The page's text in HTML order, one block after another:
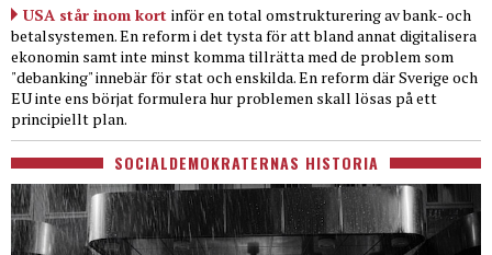
USA står inom kort inför en total omstrukturering av bank- och
betalsystemen. En reform i det tysta för att bland annat digitalisera
ekonomin samt inte minst komma tillrätta med de problem som
"debanking" innebär för stat och enskilda. En reform där Sverige och
EU inte ens börjat formulera hur problemen skall lösas på ett
principiellt plan.
SOCIALDEMOKRATERNAS HISTORIA